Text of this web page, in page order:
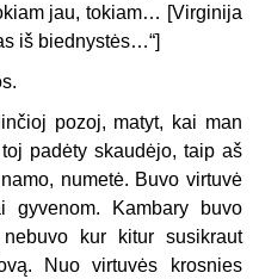
jau, tokiam… [Virginija
iš biednystės…“]
pozoj, matyt, kai man
padėty skaudėjo, taip aš
numetė. Buvo virtuvė
gyvenom. Kambary buvo
kur kitur susikraut
Nuo virtuvės krosnies